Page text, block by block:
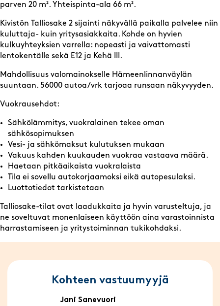
parven 20 m². Yhteispinta-ala 66 m².
Kivistön Talliosake 2 sijainti näkyvällä paikalla palvelee niin
kuluttaja- kuin yritysasiakkaita. Kohde on hyvien
kulkuyhteyksien varrella: nopeasti ja vaivattomasti
lentokentälle sekä E12 ja Kehä III.
Mahdollisuus valomainokselle Hämeenlinnanväylän
suuntaan. 56000 autoa/vrk tarjoaa runsaan näkyvyyden.
Vuokrausehdot:
Sähkölämmitys, vuokralainen tekee oman
sähkösopimuksen
Vesi- ja sähkömaksut kulutuksen mukaan
Vakuus kahden kuukauden vuokraa vastaava määrä.
Haetaan pitkäaikaista vuokralaista
Tila ei sovellu autokorjaamoksi eikä autopesulaksi.
Luottotiedot tarkistetaan
Talliosake-tilat ovat laadukkaita ja hyvin varusteltuja, ja
ne soveltuvat monenlaiseen käyttöön aina varastoinnista
harrastamiseen ja yritystoiminnan tukikohdaksi.
Kohteen vastuumyyjä
Jani Sanevuori